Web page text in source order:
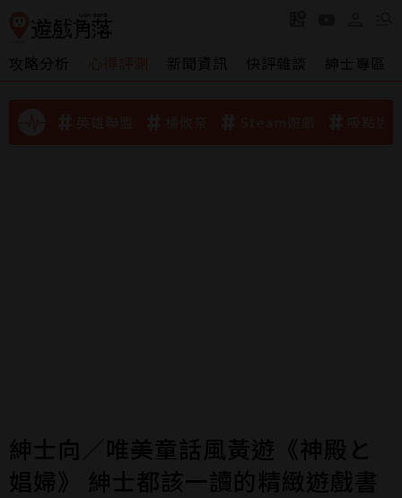
攻略分析 新聞資訊 快評雜談 紳士專區
紳士向／唯美童話風黃遊《神殿と
娼婦》 紳士都該一讀的精緻遊戲書